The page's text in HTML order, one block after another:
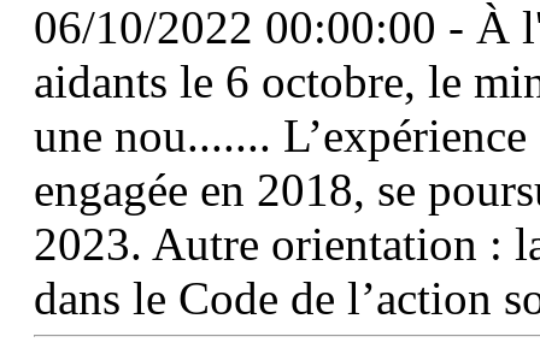
06/10/2022 00:00:00 - À
aidants le 6 octobre, le
une nou.......
engagée en 2018, se
2023. Autre orientation :
dans le Code de l’action